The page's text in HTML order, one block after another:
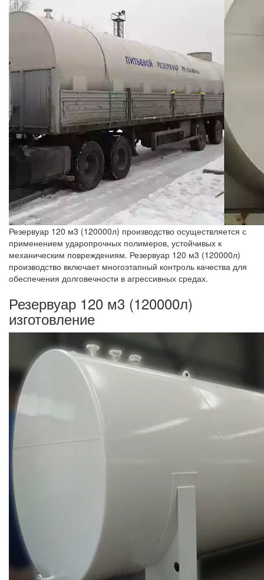
Резервуар 120 м3 (120000л) производство осуществляется с
применением ударопрочных полимеров, устойчивых к
механическим повреждениям. Резервуар 120 м3 (120000л)
производство включает многоэтапный контроль качества для
обеспечения долговечности в агрессивных средах.
Резервуар 120 м3 (120000л)
изготовление